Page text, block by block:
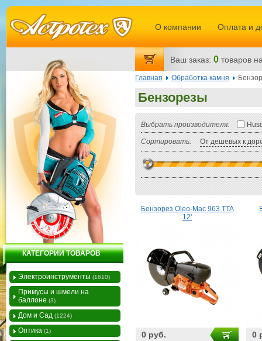
Главная Обработка камня
Бензорезы
Выбрать производителя:
Сортировать: От дешевых к
Бензорез Oleo-Mac 963 TTA
12'
0 руб. 0
КАТЕГОРИИ ТОВАРОВ
Электроинструменты (1610)
Примусы и шмели на
баллоне (3)
Дом и Сад (1224)
Оптика (1)
О компании Оплата и
Ваш заказ: 0 товаров